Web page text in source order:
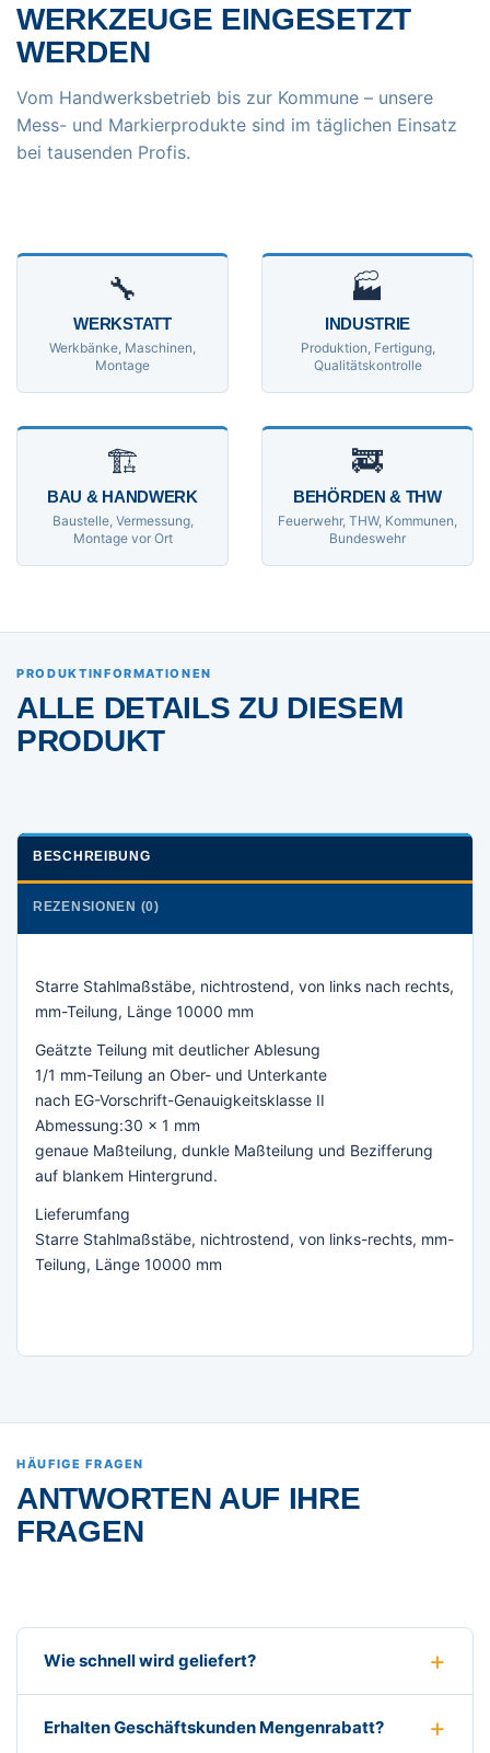
WERKZEUGE EINGESETZT
WERDEN
Vom Handwerksbetrieb bis zur Kommune – unsere
Mess- und Markierprodukte sind im täglichen Einsatz
bei tausenden Profis.
🔧
WERKSTATT
Werkbänke, Maschinen,
Montage
🏭
INDUSTRIE
Produktion, Fertigung,
Qualitätskontrolle
🏗
BAU & HANDWERK
Baustelle, Vermessung,
Montage vor Ort
🚒
BEHÖRDEN & THW
Feuerwehr, THW, Kommunen,
Bundeswehr
PRODUKTINFORMATIONEN
ALLE DETAILS ZU DIESEM
PRODUKT
BESCHREIBUNG
REZENSIONEN (0)
Starre Stahlmaßstäbe, nichtrostend, von links nach rechts,
mm-Teilung, Länge 10000 mm
Geätzte Teilung mit deutlicher Ablesung
1/1 mm-Teilung an Ober- und Unterkante
nach EG-Vorschrift-Genauigkeitsklasse II
Abmessung:30 x 1 mm
genaue Maßteilung, dunkle Maßteilung und Bezifferung
auf blankem Hintergrund.
Lieferumfang
Starre Stahlmaßstäbe, nichtrostend, von links-rechts, mm-
Teilung, Länge 10000 mm
HÄUFIGE FRAGEN
ANTWORTEN AUF IHRE
FRAGEN
Wie schnell wird geliefert?
Erhalten Geschäftskunden Mengenrabatt?